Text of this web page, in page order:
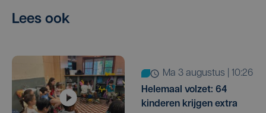
Lees ook
ma 3 augustus | 10:26
Helemaal volzet: 64
kinderen krijgen extra